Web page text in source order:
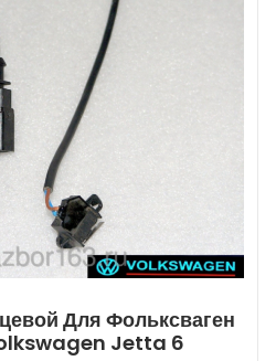
Для Фольксваген
Jetta 6